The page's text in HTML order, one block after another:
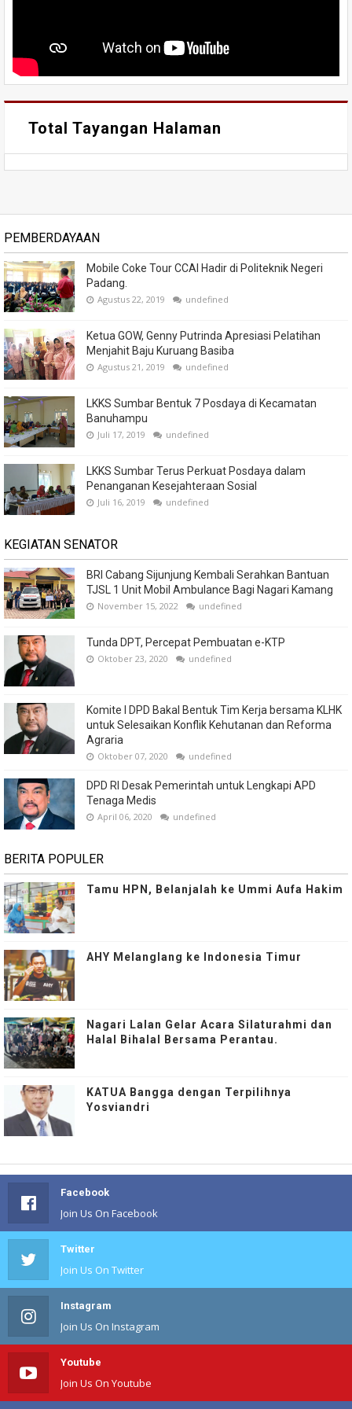
Total Tayangan Halaman
PEMBERDAYAAN
Mobile Coke Tour CCAI Hadir di Politeknik Negeri
Padang.
Agustus 22, 2019 undefined
Ketua GOW, Genny Putrinda Apresiasi Pelatihan
Menjahit Baju Kuruang Basiba
Agustus 21, 2019 undefined
LKKS Sumbar Bentuk 7 Posdaya di Kecamatan
Banuhampu
Juli 17, 2019 undefined
LKKS Sumbar Terus Perkuat Posdaya dalam
Penanganan Kesejahteraan Sosial
Juli 16, 2019 undefined
KEGIATAN SENATOR
BRI Cabang Sijunjung Kembali Serahkan Bantuan
TJSL 1 Unit Mobil Ambulance Bagi Nagari Kamang
November 15, 2022 undefined
Tunda DPT, Percepat Pembuatan e-KTP
Oktober 23, 2020 undefined
Komite I DPD Bakal Bentuk Tim Kerja bersama KLHK
untuk Selesaikan Konflik Kehutanan dan Reforma
Agraria
Oktober 07, 2020 undefined
DPD RI Desak Pemerintah untuk Lengkapi APD
Tenaga Medis
April 06, 2020 undefined
BERITA POPULER
Tamu HPN, Belanjalah ke Ummi Aufa Hakim
AHY Melanglang ke Indonesia Timur
Nagari Lalan Gelar Acara Silaturahmi dan
Halal Bihalal Bersama Perantau.
KATUA Bangga dengan Terpilihnya
Yosviandri
Facebook
Join Us On Facebook
Twitter
Join Us On Twitter
Instagram
Join Us On Instagram
Youtube
Join Us On Youtube